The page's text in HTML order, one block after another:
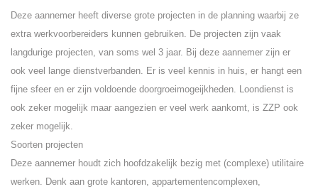
Deze aannemer heeft diverse grote projecten in de planning waarbij ze
extra werkvoorbereiders kunnen gebruiken. De projecten zijn vaak
langdurige projecten, van soms wel 3 jaar. Bij deze aannemer zijn er
ook veel lange dienstverbanden. Er is veel kennis in huis, er hangt een
fijne sfeer en er zijn voldoende doorgroeimogeijkheden. Loondienst is
ook zeker mogelijk maar aangezien er veel werk aankomt, is ZZP ook
zeker mogelijk.
Soorten projecten
Deze aannemer houdt zich hoofdzakelijk bezig met (complexe) utilitaire
werken. Denk aan grote kantoren, appartementencomplexen,